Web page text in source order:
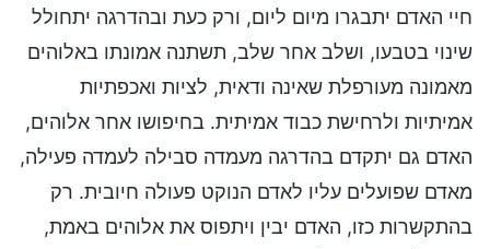
חיי האדם יתבגרו מיום ליום, ורק כעת ובהדרגה יתחולל
שינוי בטבעו, ושלב אחר שלב, תשתנה אמונתו באלוהים
מאמונה מעורפלת שאינה ודאית, לציות ואכפתיות
אמיתיות ולרחישת כבוד אמיתית. בחיפושו אחר אלוהים,
האדם גם יתקדם בהדרגה מעמדה סבילה לעמדה פעילה,
מאדם שפועלים עליו לאדם הנוקט פעולה חיובית. רק
בהתקשרות כזו, האדם יבין ויתפוס את אלוהים באמת,